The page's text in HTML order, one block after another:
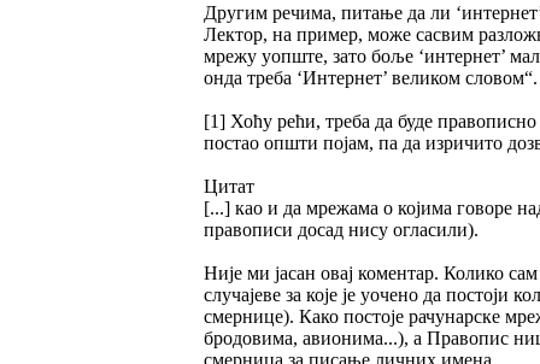
Другим речима, питање да ли
Лектор, на пример, може сасвим
мрежу уопште, зато боље ‘интернет’
онда треба ‘Интернет’ великом словом“.
[1] Хоћу рећи, треба да буде
постао општи појам, па да изричито
Цитат
[...] као и да мрежама о којима говоре
правописи досад нису огласили).
Није ми јасан овај коментар. Колико
случајеве за које је уочено да постоји
смернице). Како постоје рачунарске
бродовима, авионима...), а Правопис
смерница за писање личних имена.